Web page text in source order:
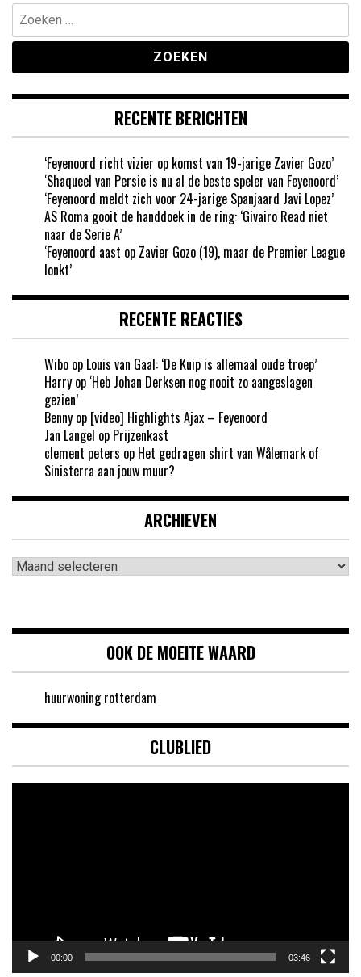
Zoeken
naar:
RECENTE BERICHTEN
‘Feyenoord richt vizier op komst van 19-jarige Zavier Gozo’
‘Shaqueel van Persie is nu al de beste speler van Feyenoord’
‘Feyenoord meldt zich voor 24-jarige Spanjaard Javi Lopez’
AS Roma gooit de handdoek in de ring: ‘Givairo Read niet
naar de Serie A’
‘Feyenoord aast op Zavier Gozo (19), maar de Premier League
lonkt’
RECENTE REACTIES
Wibo op Louis van Gaal: ‘De Kuip is allemaal oude troep’
Harry op ‘Heb Johan Derksen nog nooit zo aangeslagen
gezien’
Benny op [video] Highlights Ajax – Feyenoord
Jan Langel op Prijzenkast
clement peters op Het gedragen shirt van Wålemark of
Sinisterra aan jouw muur?
ARCHIEVEN
Archieven
OOK DE MOEITE WAARD
huurwoning rotterdam
CLUBLIED
00:00 03:46